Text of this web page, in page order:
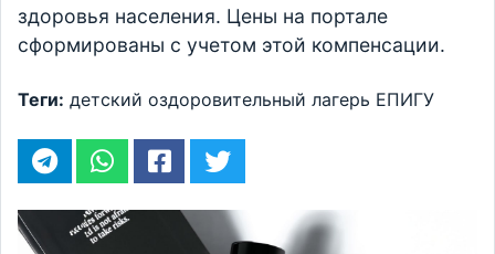
здоровья населения. Цены на портале
сформированы с учетом этой компенсации.
Теги: детский оздоровительный лагерь ЕПИГУ